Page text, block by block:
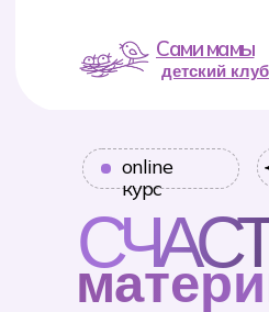
Сами мамы
детский клуб
online
курс